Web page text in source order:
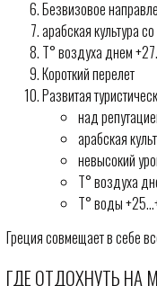
Безвизовое
арабская культура
T° воздуха днем
Короткий перелет
Развитая
над
арабская
невысокий
T° воздуха
T° воды
Греция совмещает в себе
ГДЕ ОТДОХНУТЬ НА